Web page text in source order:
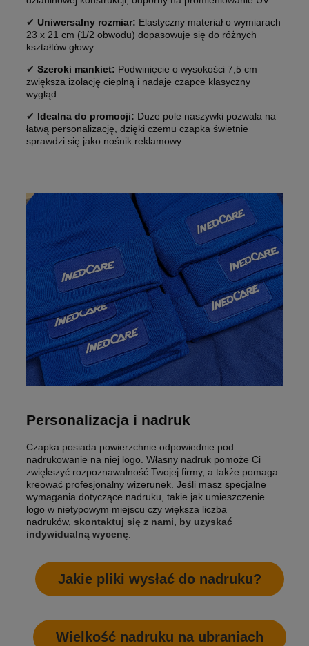
✔ Uniwersalny rozmiar: Elastyczny materiał o wymiarach
23 x 21 cm (1/2 obwodu) dopasowuje się do różnych
kształtów głowy.
✔ Szeroki mankiet: Podwinięcie o wysokości 7,5 cm
zwiększa izolację cieplną i nadaje czapce klasyczny
wygląd.
✔ Idealna do promocji: Duże pole naszywki pozwala na
łatwą personalizację, dzięki czemu czapka świetnie
sprawdzi się jako nośnik reklamowy.
Personalizacja i nadruk
Czapka posiada powierzchnie odpowiednie pod
nadrukowanie na niej logo. Własny nadruk pomoże Ci
zwiększyć rozpoznawalność Twojej firmy, a także pomaga
kreować profesjonalny wizerunek. Jeśli masz specjalne
wymagania dotyczące nadruku, takie jak umieszczenie
logo w nietypowym miejscu czy większa liczba
nadruków, skontaktuj się z nami, by uzyskać
indywidualną wycenę
Jakie pliki wysłać do nadruku?
Wielkość nadruku na ubraniach